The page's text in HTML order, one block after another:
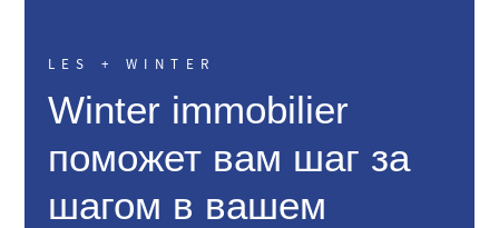
LES + WINTER
Winter immobilier
поможет вам шаг за
шагом в вашем